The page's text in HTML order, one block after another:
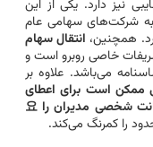
نیز دارد. یکی از این
شرکت‌های سهامی عام
همچنین، انتقال سهام
خاصی روبرو است و
می‌باشد. علاوه بر
ممکن است برای اعطای
وام به شرکت‌های با مسئولیت محدود، ضمانت شخصی مدیران را 요
را کمرنگ می‌کند.